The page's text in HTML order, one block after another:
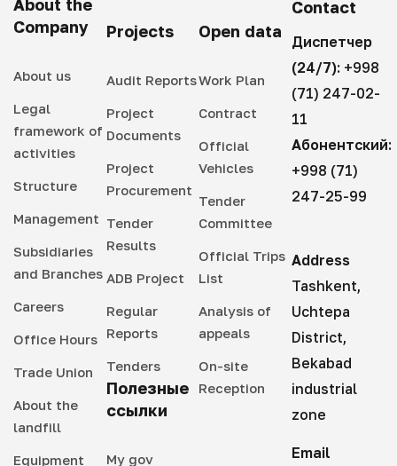
About the
Company
About us
Legal
framework of
activities
Structure
Management
Subsidiaries
and Branches
Careers
Office Hours
Trade Union
About the
landfill
Equipment
Projects
Audit Reports
Project
Documents
Project
Procurement
Tender
Results
ADB Project
Regular
Reports
Tenders
Полезные
ссылки
My gov
Open data
Work Plan
Contract
Official
Vehicles
Tender
Committee
Official Trips
List
Analysis of
appeals
On-site
Reception
Contact
Диспетчер
(24/7): +998
(71) 247-02-
11
Абонентский:
+998 (71)
247-25-99
Address
Tashkent,
Uchtepa
District,
Bekabad
industrial
zone
Email